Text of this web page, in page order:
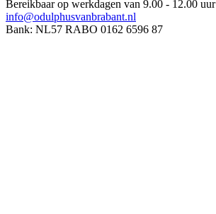
Bereikbaar op werkdagen van 9.00 - 12.00 uur
info@odulphusvanbrabant.nl
Bank: NL57 RABO 0162 6596 87